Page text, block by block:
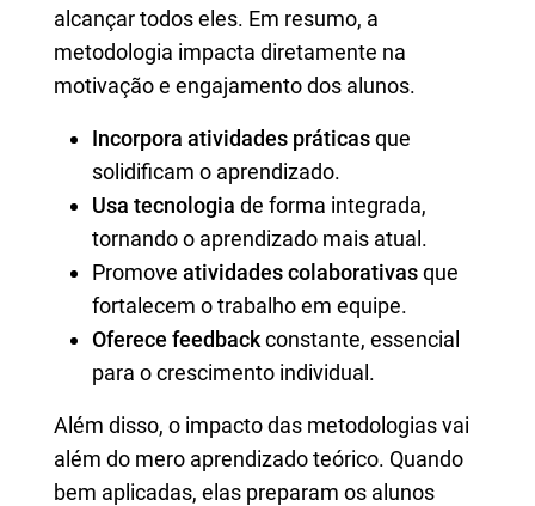
alcançar todos eles. Em resumo, a
metodologia impacta diretamente na
motivação e engajamento dos alunos.
Incorpora atividades práticasque
solidificam o aprendizado.
Usa tecnologia de forma integrada,
tornando o aprendizado mais atual.
Promove atividades colaborativasque
fortalecem o trabalho em equipe.
Oferece feedbackconstante, essencial
para o crescimento individual.
Além disso, o impacto das metodologias vai
além do mero aprendizado teórico. Quando
bem aplicadas, elas preparam os alunos